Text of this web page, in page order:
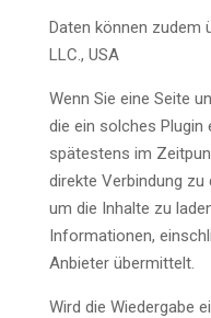
Daten können zudem
LLC., USA
Wenn Sie eine Seite
die ein solches
spätestens im
direkte Verbindung zu
um die Inhalte zu
Informationen,
Anbieter übermittelt.
Wird die Wiedergabe